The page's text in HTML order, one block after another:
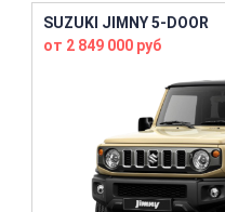
SUZUKI JIMNY 5-DOOR
от 2 849 000 руб